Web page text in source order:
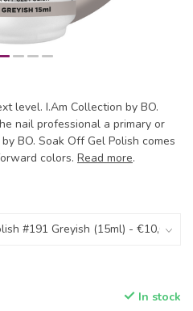
level. I.Am Collection by BO.
nail professional a primary or
BO. Soak Off Gel Polish comes
colors. Read more.
In stock